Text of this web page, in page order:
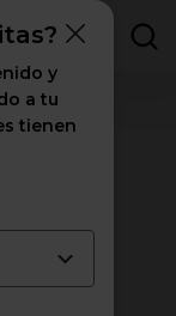
y
a tu
tienen